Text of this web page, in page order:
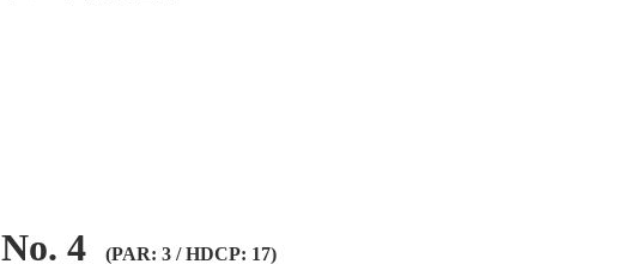
No. 4 (PAR: 3 / HDCP: 17)